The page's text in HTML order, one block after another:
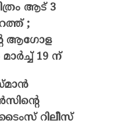
ആട് 3
;
ആഗോള
മാർച്ച് 19 ന്
റിലീസ്